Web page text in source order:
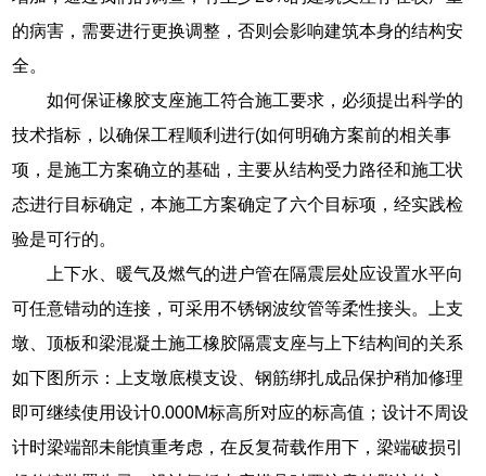
的病害，需要进行更换调整，否则会影响建筑本身的结构安
全。
如何保证橡胶支座施工符合施工要求，必须提出科学的
技术指标，以确保工程顺利进行(如何明确方案前的相关事
项，是施工方案确立的基础，主要从结构受力路径和施工状
态进行目标确定，本施工方案确定了六个目标项，经实践检
验是可行的。
上下水、暖气及燃气的进户管在隔震层处应设置水平向
可任意错动的连接，可采用不锈钢波纹管等柔性接头。上支
墩、顶板和梁混凝土施工橡胶隔震支座与上下结构间的关系
如下图所示：上支墩底模支设、钢筋绑扎成品保护稍加修理
即可继续使用设计0.000M标高所对应的标高值；设计不周设
计时梁端部未能慎重考虑，在反复荷载作用下，梁端破损引